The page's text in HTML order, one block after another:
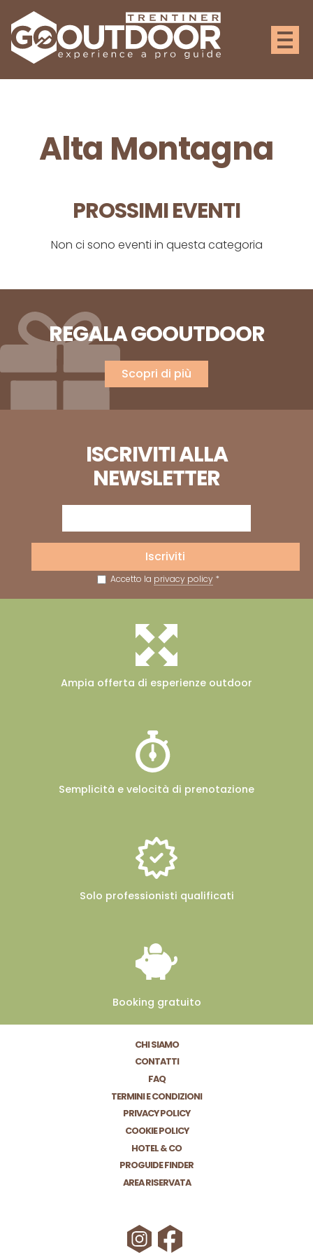
Alta Montagna
PROSSIMI EVENTI
Non ci sono eventi in questa categoria
REGALA GOOUTDOOR
Scopri di più
ISCRIVITI ALLA
NEWSLETTER
Accetto la privacy policy*
Iscriviti
Ampia offerta di esperienze outdoor
Semplicità e velocità di prenotazione
Solo professionisti qualificati
Booking gratuito
CHI SIAMO
CONTATTI
FAQ
TERMINI E CONDIZIONI
PRIVACY POLICY
COOKIE POLICY
HOTEL & CO
PROGUIDE FINDER
AREA RISERVATA